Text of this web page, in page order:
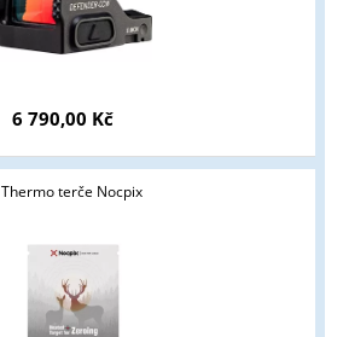
6 790,00 Kč
Thermo terče Nocpix